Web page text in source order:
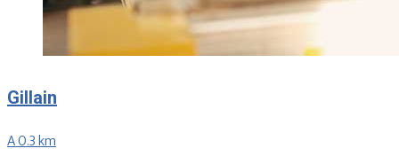
Gillain
A 0.3 km